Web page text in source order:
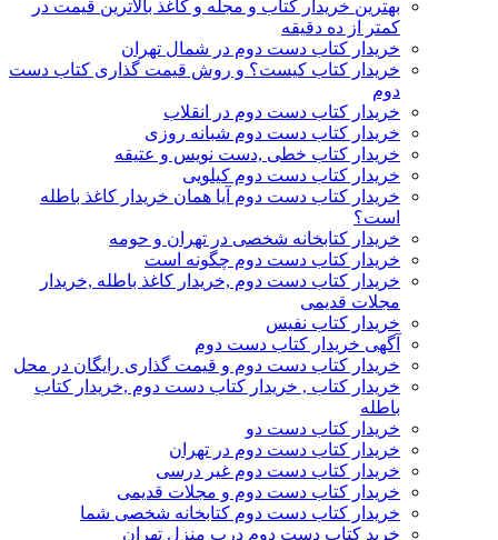
بهترین خریدار کتاب و مجله و کاغذ بالاترین قیمت در
کمتر از ده دقیقه
خریدار کتاب دست دوم در شمال تهران
خریدار کتاب کیست؟ و روش قیمت گذاری کتاب دست
دوم
خریدار کتاب دست دوم در انقلاب
خریدار کتاب دست دوم شبانه روزی
خریدار کتاب خطی ,دست نویس و عتیقه
خریدار کتاب دست دوم کیلویی
خریدار کتاب دست دوم آیا همان خریدار کاغذ باطله
است؟
خریدار کتابخانه شخصی در تهران و حومه
خریدار کتاب دست دوم چگونه است
خریدار کتاب دست دوم ,خریدار کاغذ باطله ,خریدار
مجلات قدیمی
خریدار کتاب نفیس
آگهی خریدار کتاب دست دوم
خریدار کتاب دست دوم و قیمت گذاری رایگان در محل
خریدار کتاب , خریدار کتاب دست دوم ,خریدار کتاب
باطله
خریدار کتاب دست دو
خریدار کتاب دست دوم در تهران
خریدار کتاب دست دوم غیر درسی
خریدار کتاب دست دوم و مجلات قدیمی
خریدار کتاب دست دوم کتابخانه شخصی شما
خرید کتاب دست دوم درب منزل تهران